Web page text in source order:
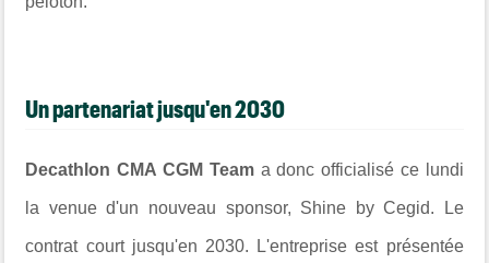
Un partenariat jusqu'en 2030
Decathlon CMA CGM Teama donc officialisé ce lundi
la venue d'un nouveau sponsor, Shine by Cegid. Le
contrat court jusqu'en 2030. L'entreprise est présentée